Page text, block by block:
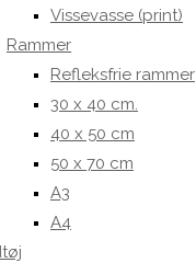
Vissevasse (print)
Rammer
Refleksfrie rammer
30 x 40 cm.
40 x 50 cm
50 x 70 cm
A3
A4